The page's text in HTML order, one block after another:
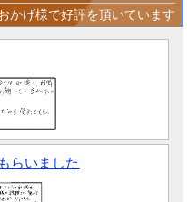
かげ様で好評を頂いています
らいました